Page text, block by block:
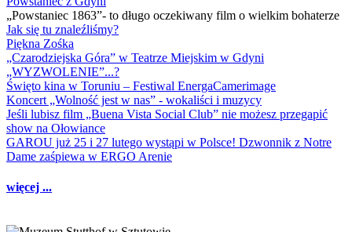
„Powstaniec 1863”- to długo oczekiwany film o wielkim bohaterze
Jak się tu znaleźliśmy?
Piękna Zośka
„Czarodziejska Góra” w Teatrze Miejskim w Gdyni
„WYZWOLENIE”...?
Święto kina w Toruniu – Festiwal EnergaCamerimage
Koncert „Wolność jest w nas” - wokaliści i muzycy
Jeśli lubisz film „Buena Vista Social Club” nie możesz przegapić
show na Ołowiance
GAROU już 25 i 27 lutego wystąpi w Polsce! Dzwonnik z Notre
Dame zaśpiewa w ERGO Arenie
więcej ...